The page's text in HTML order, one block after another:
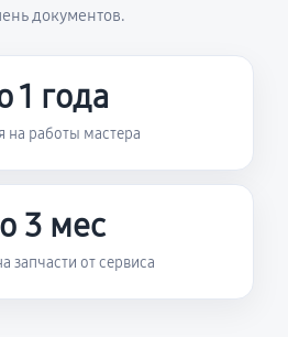
документов.
1 года
на работы мастера
3 мес
запчасти от сервиса